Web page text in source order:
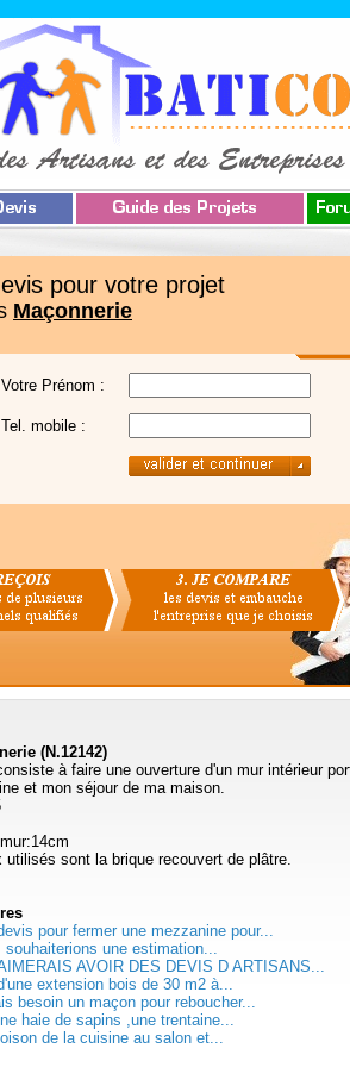
pour votre projet
Maçonnerie
Votre Prénom :
Tel. mobile :
(N.12142)
à faire une ouverture d'un mur intérieur
et mon séjour de ma maison.
utilisés sont la brique recouvert de plâtre.
pour fermer une mezzanine pour...
souhaiterions une estimation...
AVOIR DES DEVIS D ARTISANS...
extension bois de 30 m2 à...
besoin un maçon pour reboucher...
haie de sapins ,une trentaine...
de la cuisine au salon et...